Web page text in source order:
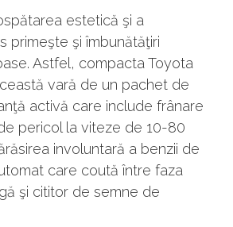
estetică şi a
primeşte şi îmbunătăţiri
Astfel, compacta Toyota
vară de un pachet de
activă care include frânare
pericol la viteze de 10-80
involuntară a benzii de
care coută între faza
şi cititor de semne de